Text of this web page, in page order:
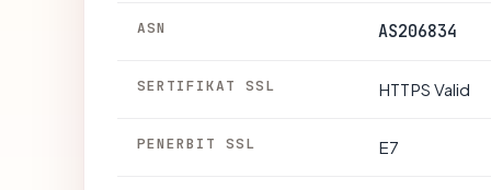
ASN AS206834
SERTIFIKAT SSL HTTPS Valid
PENERBIT SSL E7